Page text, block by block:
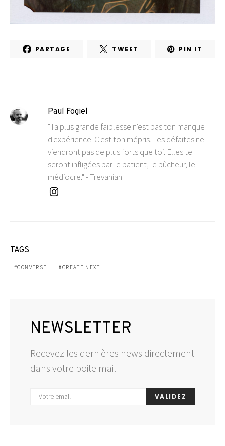
PARTAGE TWEET PIN IT
Paul Fogiel
"Ta plus grande faiblesse n'est pas ton manque
d'expérience. C'est ton mépris. Tes défaites ne
viendront pas de plus forts que toi. Elles te
seront infligées par le patient, le bûcheur, le
médiocre." - Trevanian
TAGS
CONVERSE CREATE NEXT
NEWSLETTER
Recevez les dernières news directement
dans votre boite mail
VALIDEZ